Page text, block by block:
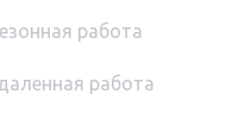
работа
работа